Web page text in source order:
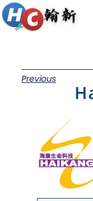
Previous